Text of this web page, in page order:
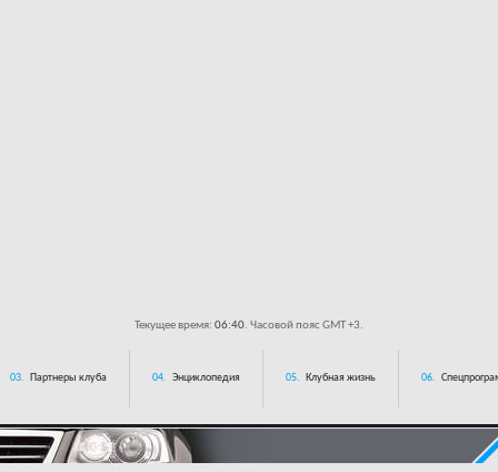
Текущее время: 06:40. Часовой пояс GMT +3.
03. Партнеры клуба 04. Энциклопедия 05. Клубная жизнь 06.